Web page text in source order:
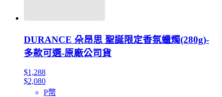
DURANCE 朵昂思 聖誕限定香氛蠟燭(280g)-
多款可選-原廠公司貨
$1,288
$2,080
P幣